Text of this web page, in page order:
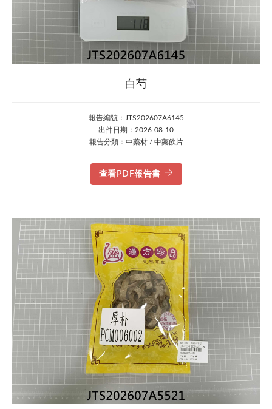
白芍
報告編號：JTS202607A6145
出件日期：2026-08-10
報告分類：中藥材 / 中藥飲片
查看PDF報告書